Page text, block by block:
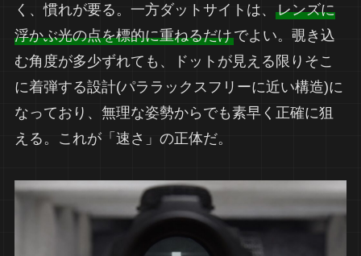
く、慣れが要る。一方ダットサイトは、 レンズに
浮かぶ光の点を標的に重ねるだけでよい。覗き込
む角度が多少ずれても、ドットが見える限りそこ
に着弾する設計(パララックスフリーに近い構造)に
なっており、無理な姿勢からでも素早く正確に狙
える。これが「速さ」の正体だ。